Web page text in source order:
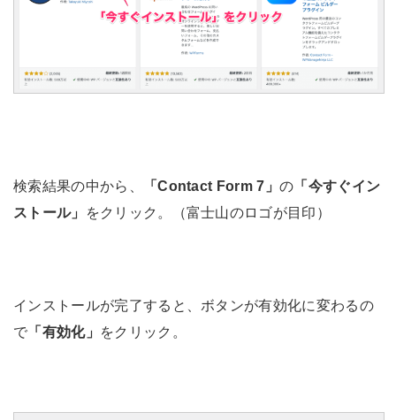
検索結果の中から、 「Contact Form 7」の 「今すぐイン
ストール」
をクリック。（富士山のロゴが目印）
インストールが完了すると、ボタンが有効化に変わるの
で 「有効化」 をクリック。